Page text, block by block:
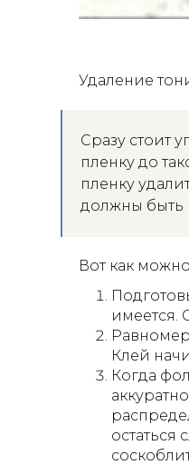
Удаление
Сразу стоит
пленку до
пленку
должны быть
Вот как
имеется.
Клей
Когда